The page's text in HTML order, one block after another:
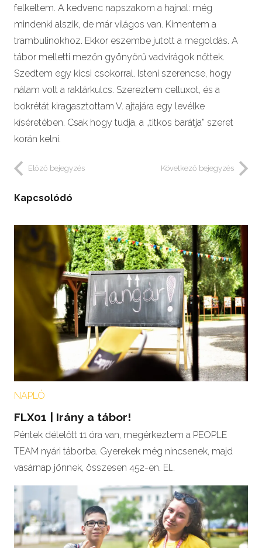
felkeltem. A kedvenc napszakom a hajnal: még
mindenki alszik, de már világos van. Kimentem a
trambulinokhoz. Ekkor eszembe jutott a megoldás. A
tábor melletti mezőn gyönyörű vadvirágok nőttek.
Szedtem egy kicsi csokorral. Isteni szerencse, hogy
nálam volt a raktárkulcs. Szereztem celluxot, és a
bokrétát kiragasztottam V. ajtajára egy levélke
kíséretében. Csak hogy tudja, a „titkos barátja” szeret
korán kelni.
Előző bejegyzés Következő bejegyzés
Kapcsolódó
NAPLÓ
FLX01 | Irány a tábor!
Péntek délelőtt 11 óra van, megérkeztem a PEOPLE
TEAM nyári táborba. Gyerekek még nincsenek, majd
vasárnap jönnek, összesen 452-en. El…